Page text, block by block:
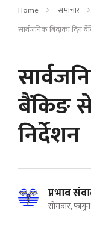
Home
समाचार
सार्वजनिक बिदाका दिन
बैंकिङ
निर्देशन
प्रभाव
सोमबार,